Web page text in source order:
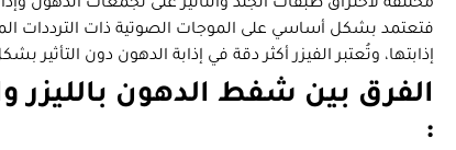
مختلفة لاختراق طبقات الجلد والتأثير على تجمعات الدهون
فتعتمد بشكل أساسي على الموجات الصوتية ذات الترددات
إذابتها، وتُعتبر الفيزر أكثر دقة في إذابة الدهون دون
الفرق بين شفط الدهون بالليزر
: